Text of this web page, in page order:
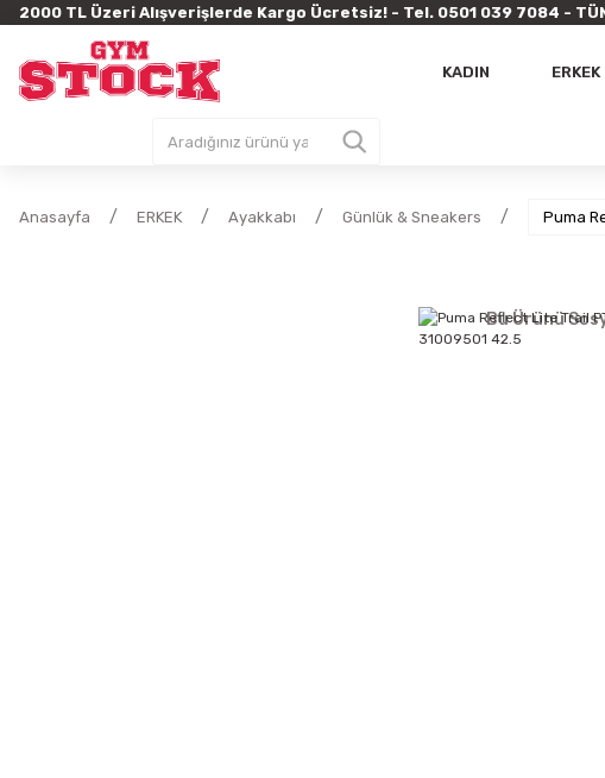
2000 TL Üzeri Alışverişlerde Kargo Ücretsiz! - Tel. 0501 039 7084 - TÜM
KADIN ERKEK
Anasayfa ERKEK Ayakkabı Günlük & Sneakers Puma
Bu Ürünü